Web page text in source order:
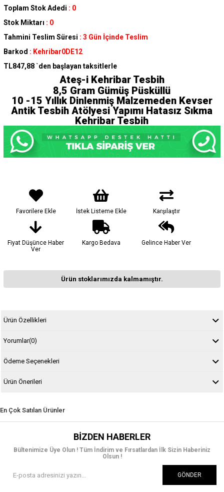
Toplam Stok Adedi : 0
Stok Miktarı : 0
Tahmini Teslim Süresi : 3 Gün İçinde Teslim
Barkod : Kehribar0DE12
TL847,88 `den başlayan taksitlerle
Ateş-i Kehribar Tesbih
8,5 Gram Gümüş Püsküllü
10 -15 Yıllık Dinlenmiş Malzemeden Kevser
Antik Tesbih Atölyesi Yapımı Hatasız Sıkma
Kehribar Tesbih
Favorilere Ekle İstek Listeme Ekle Karşılaştır
Fiyat Düşünce Haber
Ver
Kargo Bedava Gelince Haber Ver
Ürün stoklarımızda kalmamıştır.
Ürün Özellikleri
Yorumlar(0)
Ödeme Seçenekleri
Ürün Önerileri
En Çok Satılan Ürünler
BIZDEN HABERLER
Bültenimize Üye Olun ! Tüm İndirim ve Fırsatlardan İlk Sizin Haberiniz
Olsun !
GÖNDER